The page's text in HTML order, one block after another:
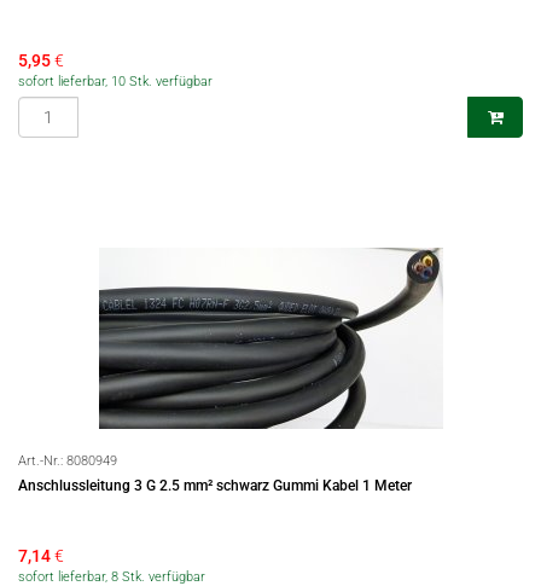
5,95€
sofort lieferbar, 10 Stk. verfügbar
Art.-Nr.: 8080949
Anschlussleitung 3 G 2.5 mm² schwarz Gummi Kabel 1 Meter
7,14€
sofort lieferbar, 8 Stk. verfügbar